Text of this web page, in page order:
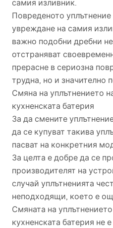
самия изливник.
Повреденото
увреждане на самия
важно подобни дребни
отстраняват
прерасне в сериозна
трудна, но и значително
Смяна на уплътнението
кухненската батерия
За да смените
да се купуват такива
пасват на конкретния
За целта е добре да се
производителят на
случай уплътненията
неподходящи, което е
Смяната на
кухненската батерия не